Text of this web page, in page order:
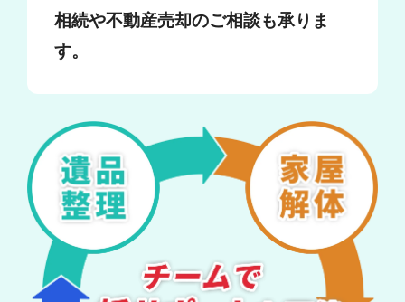
相続や不動産売却のご相談も承りま
す。